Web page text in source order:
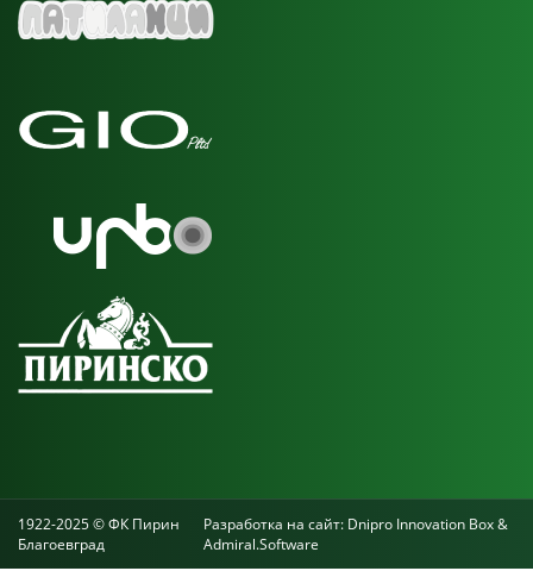
1922-2025 © ФК Пирин
Благоевград
Разработка на сайт: Dnipro Innovation Box&
Admiral.Software